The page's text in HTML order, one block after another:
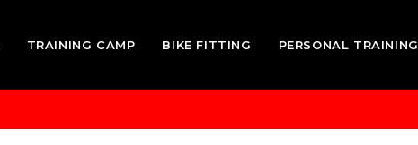
TRAINING CAMP BIKE FITTING PERSONAL TRAINING